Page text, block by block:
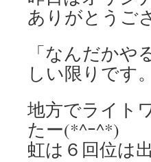
ありがとうご
「なんだか
しい限りです。
地方でライト
たー(*^ｰ^*)
虹は６回位は